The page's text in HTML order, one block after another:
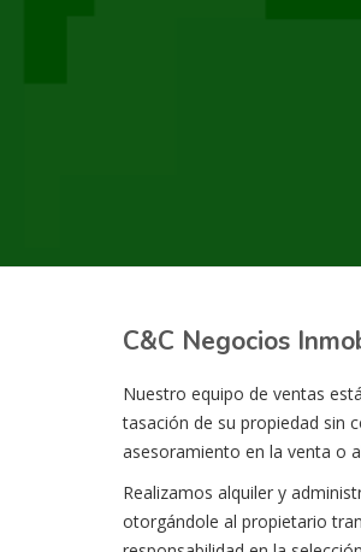
C&C Negocios
Nuestro equipo de ventas
tasación de su propiedad sin
asesoramiento en la venta o
Realizamos alquiler y
otorgándole al propietario